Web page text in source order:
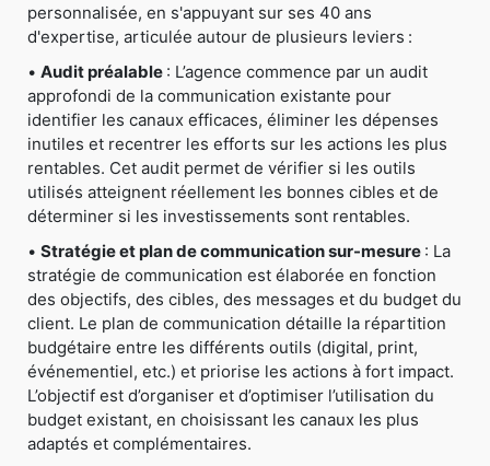
personnalisée, en s'appuyant sur ses 40 ans
d'expertise, articulée autour de plusieurs leviers :
• Audit préalable : L’agence commence par un audit
approfondi de la communication existante pour
identifier les canaux efficaces, éliminer les dépenses
inutiles et recentrer les efforts sur les actions les plus
rentables. Cet audit permet de vérifier si les outils
utilisés atteignent réellement les bonnes cibles et de
déterminer si les investissements sont rentables.
• Stratégie et plan de communication sur-mesure : La
stratégie de communication est élaborée en fonction
des objectifs, des cibles, des messages et du budget du
client. Le plan de communication détaille la répartition
budgétaire entre les différents outils (digital, print,
événementiel, etc.) et priorise les actions à fort impact.
L’objectif est d’organiser et d’optimiser l’utilisation du
budget existant, en choisissant les canaux les plus
adaptés et complémentaires.